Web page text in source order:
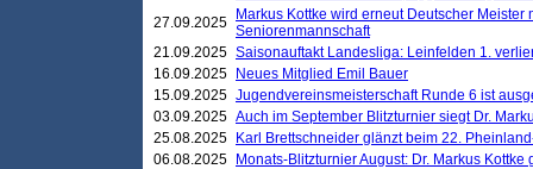
27.09.2025
Markus Kottke wird erneut Deutscher Meister
Seniorenmannschaft
21.09.2025 Saisonauftakt Landesliga: Leinfelden 1.
16.09.2025
Neues Mitglied Emil Bauer
15.09.2025 Jugendvereinsmeisterschaft Runde 6 ist
03.09.2025 Auch im September Blitzturnier siegt Dr.
25.08.2025
Karl Brettschneider glänzt beim 22.
06.08.2025
Monats-Blitzturnier August: Dr. Markus Kottke